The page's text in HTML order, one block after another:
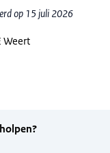
op 15 juli 2026
Weert